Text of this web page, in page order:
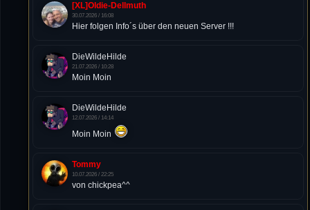
[XL]Oldie-Dellmuth
30.07.2026 / 16:08
Hier folgen Info´s über den neuen Server !!!
DieWildeHilde
21.07.2026 / 10:28
Moin Moin
DieWildeHilde
12.07.2026 / 14:14
Moin Moin
Tommy
10.07.2026 / 22:25
von chickpea^^